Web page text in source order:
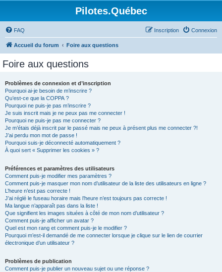
Pilotes.Québec
FAQ Connexion
Inscription
Accueil du forum Foire aux questions
Foire aux questions
Problèmes de connexion et d’inscription
Pourquoi ai-je besoin de m’inscrire ?
Qu’est-ce que la COPPA ?
Pourquoi ne puis-je pas m’inscrire ?
Je suis inscrit mais je ne peux pas me connecter !
Pourquoi ne puis-je pas me connecter ?
Je m’étais déjà inscrit par le passé mais ne peux à présent plus me connecter ?!
J’ai perdu mon mot de passe !
Pourquoi suis-je déconnecté automatiquement ?
À quoi sert « Supprimer les cookies » ?
Préférences et paramètres des utilisateurs
Comment puis-je modifier mes paramètres ?
Comment puis-je masquer mon nom d’utilisateur de la liste des utilisateurs en ligne ?
L’heure n’est pas correcte !
J’ai réglé le fuseau horaire mais l’heure n’est toujours pas correcte !
Ma langue n’apparaît pas dans la liste !
Que signifient les images situées à côté de mon nom d’utilisateur ?
Comment puis-je afficher un avatar ?
Quel est mon rang et comment puis-je le modifier ?
Pourquoi m’est-il demandé de me connecter lorsque je clique sur le lien de courrier
électronique d’un utilisateur ?
Problèmes de publication
Comment puis-je publier un nouveau sujet ou une réponse ?